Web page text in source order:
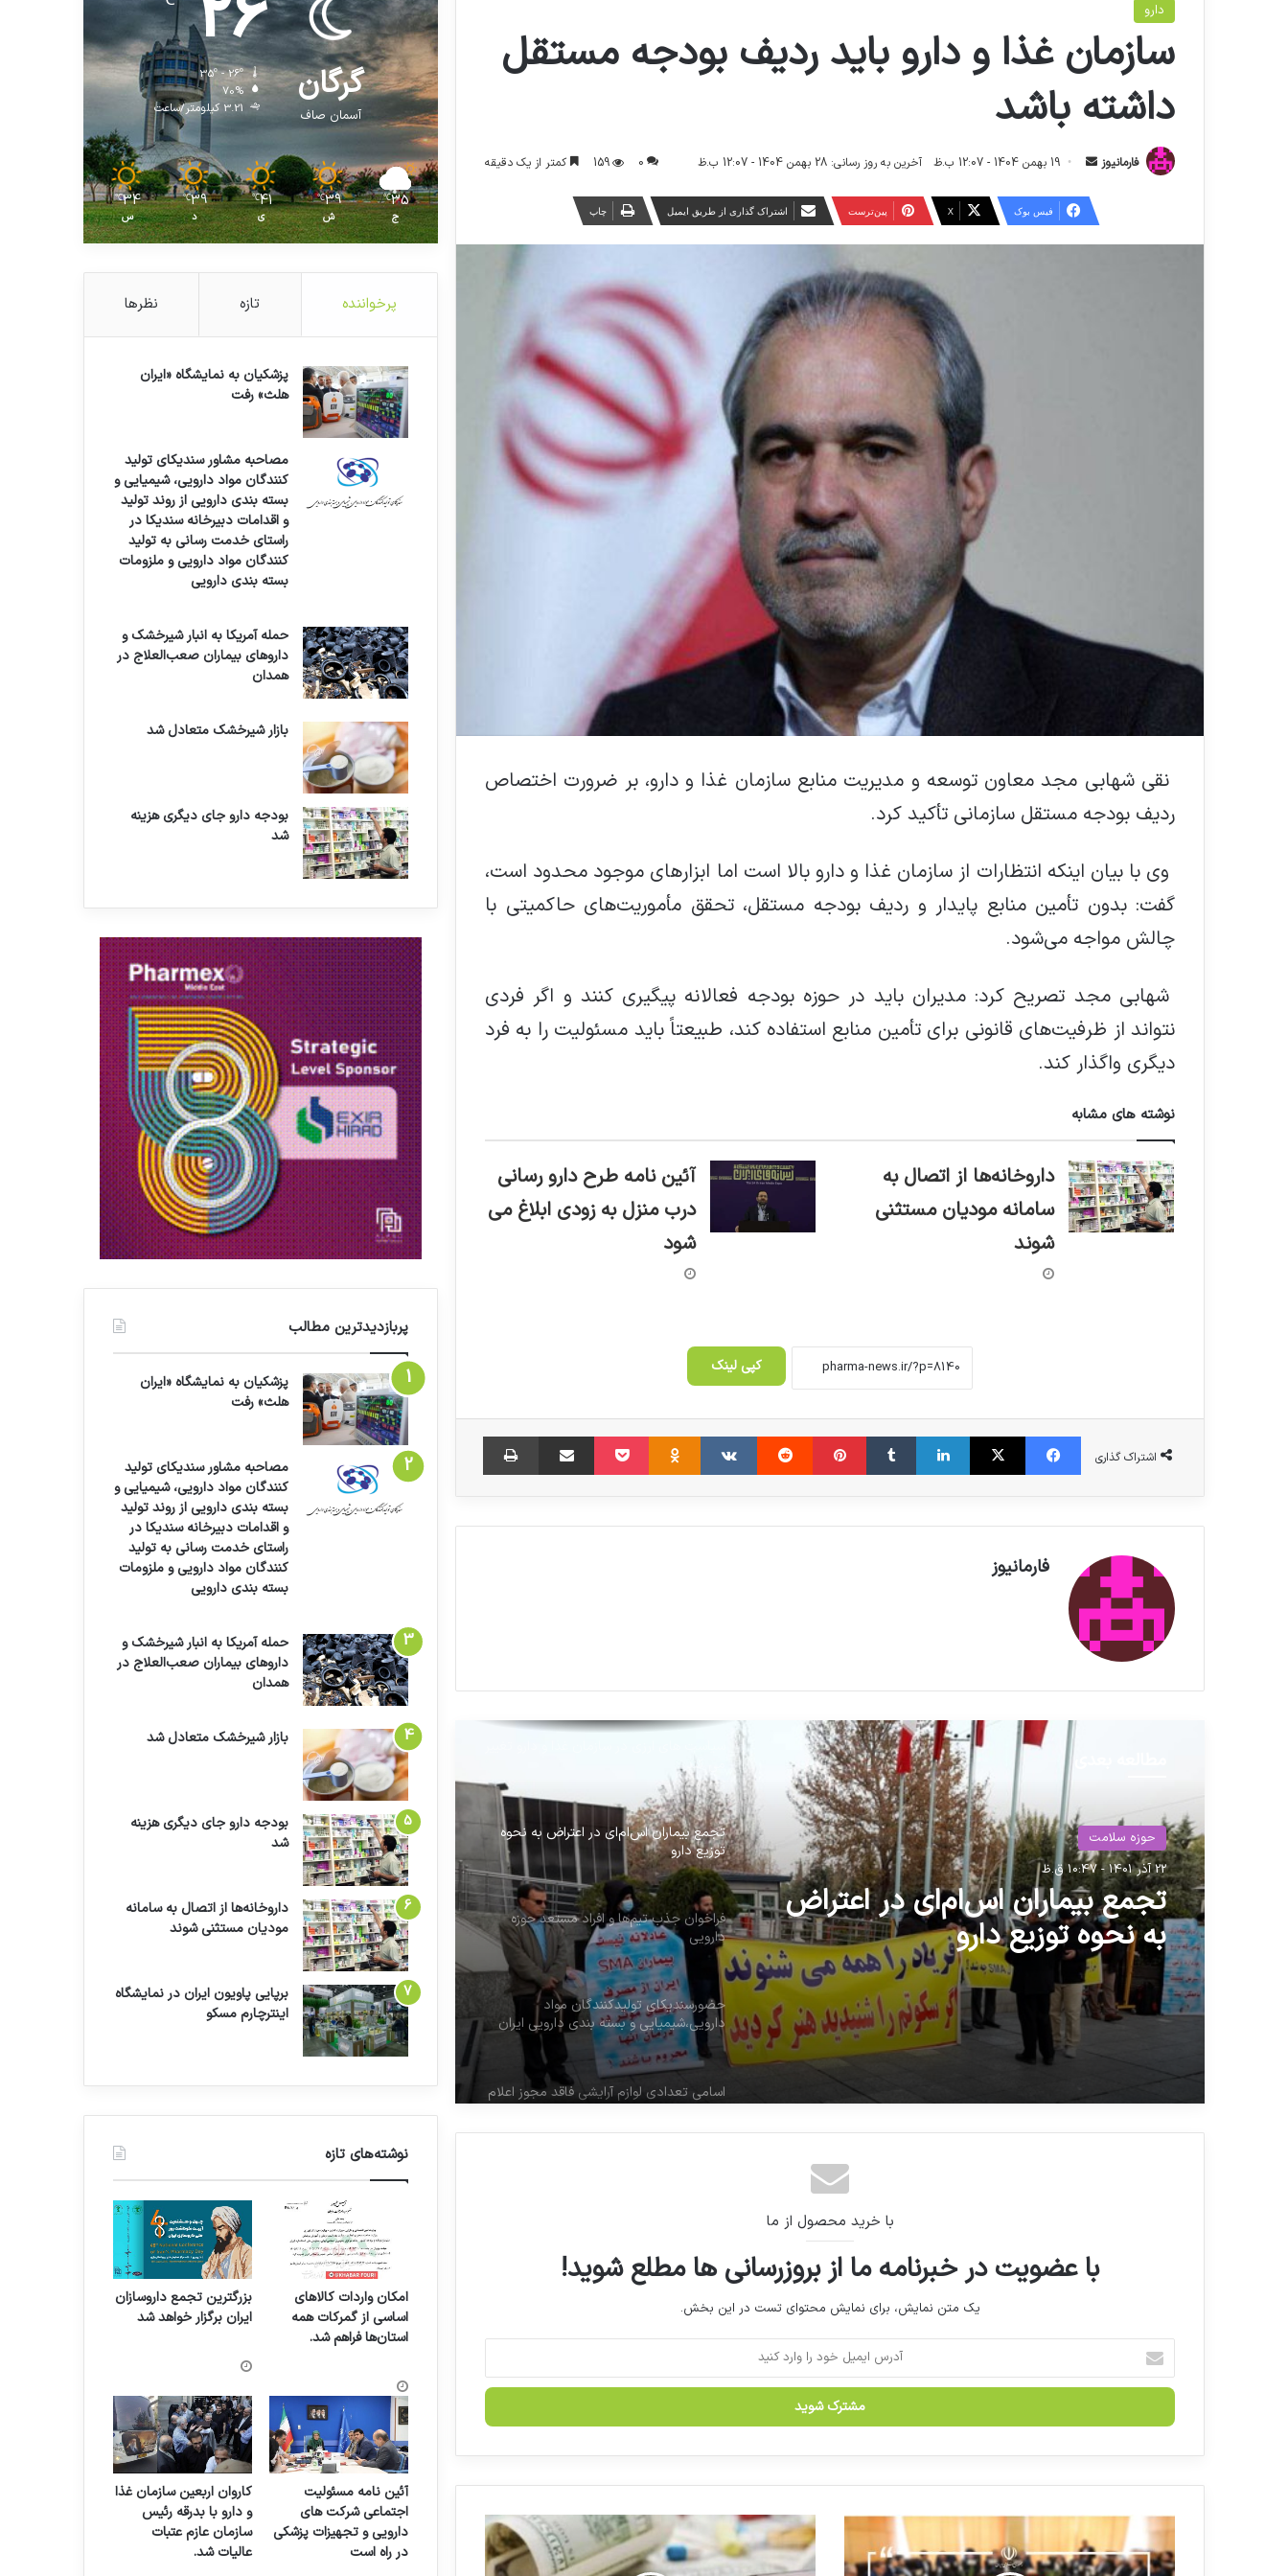
دارو
سازمان غذا و دارو باید ردیف بودجه مستقل
داشته باشد
فارمانیوز
س
19 بهمن 1404 - 12:07 ب.ظ آخرین به روز رسانی: 28 بهمن 1404 - 12:07 ب.ظ 0
159 کمتر از یک دقیقه
فیس بوک X ‫پین‌ترست اشتراک گذاری از طریق ایمیل چاپ
نقی شهابی مجد معاون توسعه و مدیریت منابع سازمان غذا و دارو، بر ضرورت اختصاص
ردیف بودجه مستقل سازمانی تأکید کرد.
وی با بیان اینکه انتظارات از سازمان غذا و دارو بالا است اما ابزارهای موجود محدود است،
گفت: بدون تأمین منابع پایدار و ردیف بودجه مستقل، تحقق مأموریت‌های حاکمیتی با
چالش مواجه می‌شود.
شهابی مجد تصریح کرد: مدیران باید در حوزه بودجه فعالانه پیگیری کنند و اگر فردی
نتواند از ظرفیت‌های قانونی برای تأمین منابع استفاده کند، طبیعتاً باید مسئولیت را به فرد
دیگری واگذار کند.
نوشته های مشابه
داروخانه‌ها از اتصال به
سامانه مودیان مستثنی
شوند
آئین نامه طرح دارو رسانی
درب منزل به زودی ابلاغ می
شود
کپی لینک
اشتراک گذاری
فیس بوک X لینکدین ‫تامبلر ‫پین‌ترست ‫رددیت ‫VKontakte
‫Odnoklassniki پاکت اشتراک گذاری از طریق ایمیل
فارمانیوز
حوزه سلامت
22 آذر 1401 - 10:47 ق.ظ
تجمع بیماران اس‌ام‌ای در اعتراض
به نحوه توزیع دارو
حوزه سلامت
27 دی 1401 - 10:06 ب.ظ
فراخوان جذب تیم‌ها و افراد
مستعد حوزه دارویی
تجمع بیماران اس‌ام‌ای در اعتراض به نحوه
فراخوان جذب تیم‌ها و افراد مستعد حوزه
دارویی
حضورسندیکای تولیدکنندگان مواد
دارویی،شیمیایی و بسته بندی دارویی ایران
سیاست های ارزی در سازمان غذا و دارو تغییر
می کند
تجمع بیماران اس‌ام‌ای در اعتراض به نحوه
توزیع دارو
فراخوان جذب تیم‌ها و افراد مستعد حوزه
دارویی
حضورسندیکای تولیدکنندگان مواد
دارویی،شیمیایی و بسته بندی دارویی ایران
در نمایشگاه فارمتک 2022مسکو
اسامی تعدادی لوازم آرایشی فاقد مجوز اعلام
شد
واردات آنتی بیوتیک تعجب‌آور است
تجمع بیماران اس‌ام‌ای در اعتراض به نحوه
توزیع دارو
دارویی
حضورسندیکای تولیدکنندگان مواد
در نمایشگاه فارمتک 2022مسکو
اسامی تعدادی لوازم آرایشی فاقد مجوز اعلام
شد
با خرید محصول از ما
با عضویت در خبرنامه ما از بروزرسانی ها مطلع شوید!
یک متن نمایش، برای نمایش محتوای تست در این بخش.
ر
ا
ی
خ
و
د
ر
ر
ا
ه
گرگان
آسمان صاف
35º - 26º
70%
3.21 کیلومتر/ساعت
35
℃
ج
39
℃
ش
41
℃
ی
39
℃
د
34
℃
س
پرخواننده تازه نظرها
پزشکیان به نمایشگاه «ایران
هلث» رفت
مصاحبه مشاور سندیکای تولید
کنندگان مواد دارویی، شیمیایی و
بسته بندی دارویی از روند تولید
و اقدامات دبیرخانه سندیکا در
راستای خدمت رسانی به تولید
کنندگان مواد دارویی و ملزومات
بسته بندی دارویی
حمله آمریکا به انبار شیرخشک و
داروهای بیماران صعب‌العلاج در
همدان
بازار شیرخشک متعادل شد
بودجه دارو جای دیگری هزینه
شد
پربازدیدترین مطالب
پزشکیان به نمایشگاه «ایران
هلث» رفت
مصاحبه مشاور سندیکای تولید
کنندگان مواد دارویی، شیمیایی و
بسته بندی دارویی از روند تولید
و اقدامات دبیرخانه سندیکا در
راستای خدمت رسانی به تولید
کنندگان مواد دارویی و ملزومات
بسته بندی دارویی
حمله آمریکا به انبار شیرخشک و
داروهای بیماران صعب‌العلاج در
همدان
بازار شیرخشک متعادل شد
بودجه دارو جای دیگری هزینه
شد
داروخانه‌ها از اتصال به سامانه
مودیان مستثنی شوند
برپایی پاویون ایران در نمایشگاه
اینترچارم مسکو
نوشته‌های تازه
امکان واردات کالاهای
اساسی از گمرکات همه
استان‌ها فراهم شد.
بزرگترین تجمع داروسازان
ایران برگزار خواهد شد
آئین نامه مسئولیت
اجتماعی شرکت های
دارویی و تجهیزات پزشکی
در راه است
کاروان اربعین سازمان غذا
و دارو با بدرقه رئیس
سازمان عازم عتبات
عالیات شد.